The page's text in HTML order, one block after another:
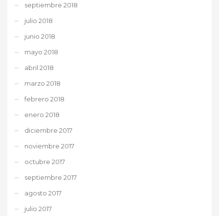
septiembre 2018
julio 2018
junio 2018
mayo 2018
abril 2018
marzo 2018
febrero 2018
enero 2018
diciembre 2017
noviembre 2017
octubre 2017
septiembre 2017
agosto 2017
julio 2017